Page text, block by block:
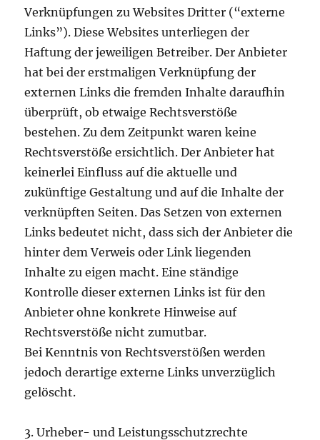
Verknüpfungen zu Websites Dritter (“externe
Links”). Diese Websites unterliegen der
Haftung der jeweiligen Betreiber. Der Anbieter
hat bei der erstmaligen Verknüpfung der
externen Links die fremden Inhalte daraufhin
überprüft, ob etwaige Rechtsverstöße
bestehen. Zu dem Zeitpunkt waren keine
Rechtsverstöße ersichtlich. Der Anbieter hat
keinerlei Einfluss auf die aktuelle und
zukünftige Gestaltung und auf die Inhalte der
verknüpften Seiten. Das Setzen von externen
Links bedeutet nicht, dass sich der Anbieter die
hinter dem Verweis oder Link liegenden
Inhalte zu eigen macht. Eine ständige
Kontrolle dieser externen Links ist für den
Anbieter ohne konkrete Hinweise auf
Rechtsverstöße nicht zumutbar.
Bei Kenntnis von Rechtsverstößen werden
jedoch derartige externe Links unverzüglich
gelöscht.
3. Urheber- und Leistungsschutzrechte